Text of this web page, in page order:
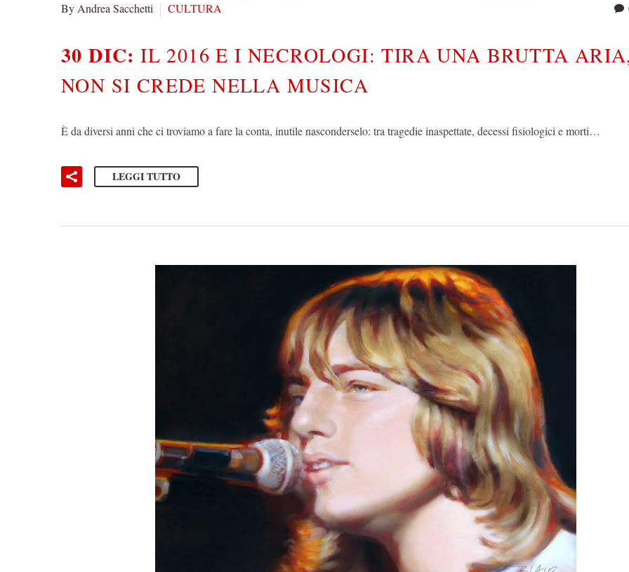
By Andrea Sacchetti CULTURA
30 DIC:IL 2016 E I NECROLOGI: TIRA UNA BRUTTA
NON SI CREDE NELLA MUSICA
È da diversi anni che ci troviamo a fare la conta, inutile nasconderselo: tra tragedie inaspettate, decessi fisiologici e morti…
LEGGI TUTTO